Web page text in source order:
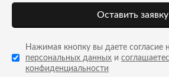
Оставить заявку
Нажимая кнопку вы даете согласие
персональных данных и
конфиденциальности